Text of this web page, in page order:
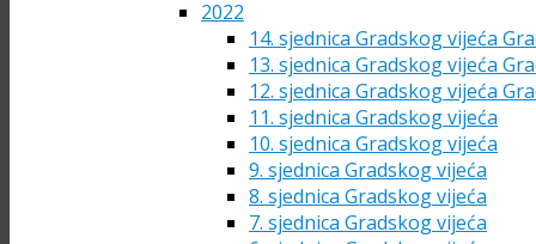
2022
14. sjednica Gradskog vijeća
13. sjednica Gradskog vijeća
12. sjednica Gradskog vijeća
11. sjednica Gradskog vijeća
10. sjednica Gradskog vijeća
9. sjednica Gradskog vijeća
8. sjednica Gradskog vijeća
7. sjednica Gradskog vijeća